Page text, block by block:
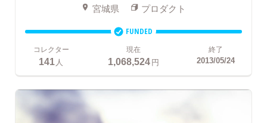
宮城県 プロダクト
FUNDED
コレクター
141 人
現在
1,068,524円
終了
2013/05/24